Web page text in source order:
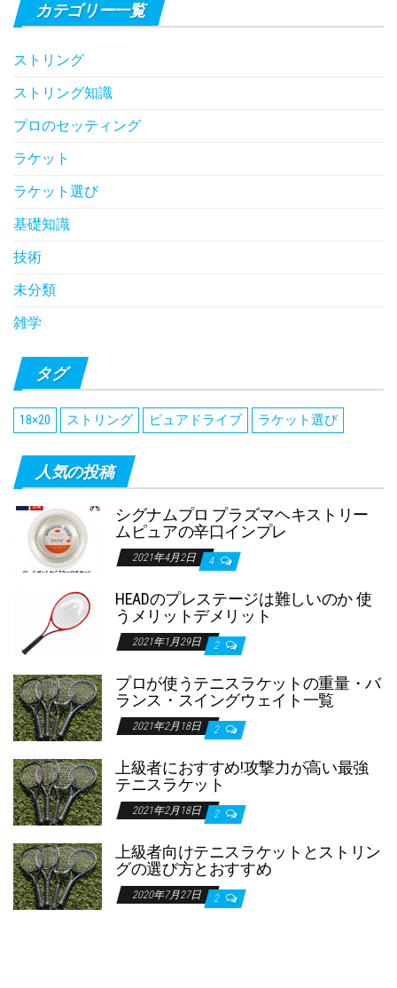
カテゴリー一覧
ストリング
ストリング知識
プロのセッティング
ラケット
ラケット選び
基礎知識
技術
未分類
雑学
タグ
18×20 ストリング ピュアドライブ ラケット選び
人気の投稿
シグナムプロ プラズマヘキストリー
ムピュアの辛口インプレ
2021年4月2日 4
HEADのプレステージは難しいのか 使
うメリットデメリット
2021年1月29日 2
プロが使うテニスラケットの重量・バ
ランス・スイングウェイト一覧
2021年2月18日 2
上級者におすすめ!攻撃力が高い最強
テニスラケット
2021年2月18日 2
上級者向けテニスラケットとストリン
グの選び方とおすすめ
2020年7月27日 2